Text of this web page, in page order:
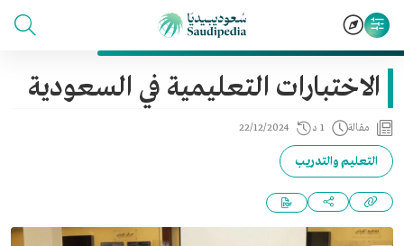
الاختبارات التعليمية في السعودية
مقالة 1 د 22/12/2024
التعليم والتدريب